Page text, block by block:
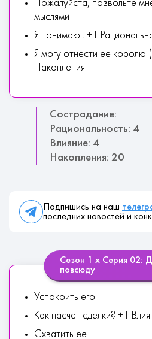
Пожалуйста, позвольте
мыслями
Я понимаю.. +1
Я могу отнести ее королю
Накопления
Сострадание:
Рациональность: 4
Влияние: 4
Накопления: 20
Подпишись на наш
последних новостей и
Сезон 1 х Серия 02:
повсюду
Успокоить его
Как насчет сделки? +1
Схватить ее